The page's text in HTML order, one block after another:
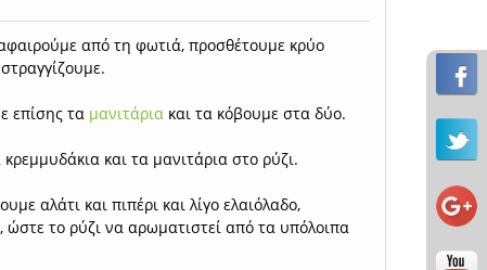
από τη φωτιά, προσθέτουμε κρύο
επίσης τα μανιτάρια και τα κόβουμε στα δύο.
και τα μανιτάρια στο ρύζι.
αλάτι και πιπέρι και λίγο ελαιόλαδο,
το ρύζι να αρωματιστεί από τα υπόλοιπα